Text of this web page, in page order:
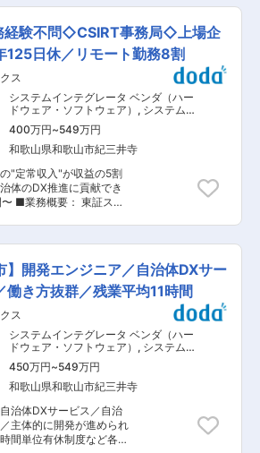
昼食／13:00訪問 16:00
備・事務作業）／17:15
いるため、お話を聞いて
ント取得や訪問時のハー
。「あなたに相談した
た」といった言葉をいた
成感とやりがいを感じら
できるようサポートしま
レイヤーと、段階的に成
アチャレンジ制度による
500〜850万円（在職最
職：800〜1,000万円超
ンテリアの対義語で、
観全体を表す言葉です ※
基幹システムの入替対応
は積極的に投資を進めて
せを想定しております。
れ換え時の手配 ・キッテ
ク業務 ご担当いただく
に応じてご調整させてい
、社内システム、インフ
や、ITシステムの要件定
上流工程にも挑戦するこ
ながらスキルアップ、キ
いますので、ご経験が浅
直近、30代社員の中途
、チーフ3名（50代2
名（50代1名、30代1
ト社員50代1名 ■当社
に推進し、AR&写真合
外構プランに施工シミュ
に施工イメージか作れる
デン」をリリースするな
イブリッド経営を展開し
の範囲：会社の定める業務
経験不問◇CSIRT事務局◇上場企
125日休／リモート勤務8割
ス
システムインテグレータ ベンダ（ハー
ドウェア・ソフトウェア） , システム構
築・運用（インフラ担当） セキュリテ
ィコンサルタント・アナリスト
400万円~549万円
和歌山県和歌山市紀三井寺
"定常収入"が収益の5割
体のDX推進に貢献でき
タ
本ポジションはCSIRT事
いくポジションです。
リティインシデントに対応
しておりますが、世の中
まりに対応するため、セ
要です。 ■業務詳
長と接点）より、社内セ
行い状況を可視化（役員
情報セキュリティに関す
インシデント時の対応設
CISOの指示の下、業務を
で対応するわけではござ
テム課 40代課長1名、
12名（20〜60代）、パ
】開発エンジニア／自治体DXサー
き方抜群／残業平均11時間
ス
システムインテグレータ ベンダ（ハー
ドウェア・ソフトウェア） , システムエ
ンジニア（Web・オープン系・パッケ
ージ開発） Webサービス系エンジニア
（フロントエンド・サーバーサイド・
450万円~549万円
和歌山県和歌山市紀三井寺
治体DXサービス／自治
主体的に開発が進められ
間単位有休制度など各種